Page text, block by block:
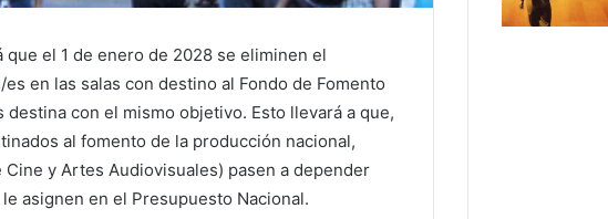
que el 1 de enero de 2028 se eliminen el
en las salas con destino al Fondo de Fomento
con el mismo objetivo. Esto llevará a que,
al fomento de la producción nacional,
y Artes Audiovisuales) pasen a depender
asignen en el Presupuesto Nacional.